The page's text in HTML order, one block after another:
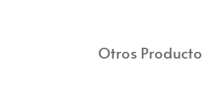
Otros